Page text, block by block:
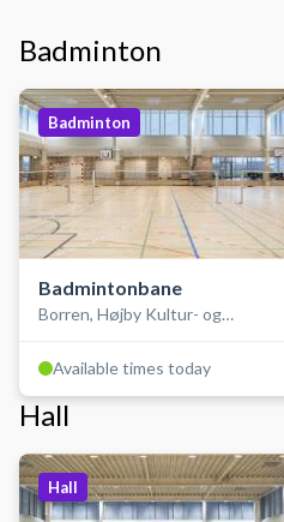
Badminton
Badminton
Badmintonbane
Borren, Højby Kultur- og
Available times today
Hall
Hall